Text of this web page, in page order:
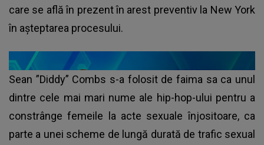
care se află în prezent în arest preventiv la New York
în aşteptarea procesului.
Sean ”Diddy” Combs s-a folosit de faima sa ca unul
dintre cele mai mari nume ale hip-hop-ului pentru a
constrânge femeile la acte sexuale înjositoare, ca
parte a unei scheme de lungă durată de trafic sexual